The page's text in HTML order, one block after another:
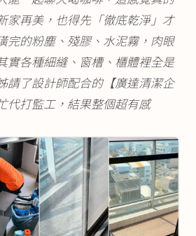
家再美，也得先「徹底乾淨」才
完的粉塵、殘膠、水泥霧，肉眼
實各種細縫、窗槽、櫃體裡全是
請了設計師配合的【廣達清潔企
代打監工，結果整個超有感